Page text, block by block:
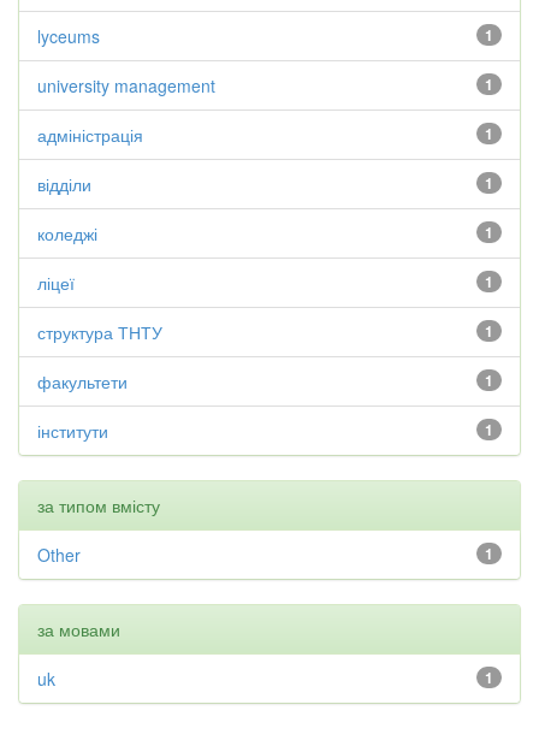
1
lyceums
1
university management
1
адміністрація
1
відділи
1
коледжі
1
ліцеї
1
структура ТНТУ
1
факультети
1
інститути
за типом вмісту
1
Other
за мовами
1
uk